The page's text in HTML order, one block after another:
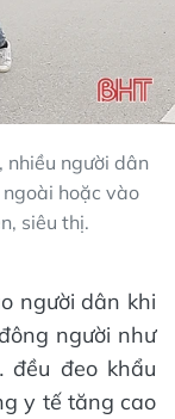
người dân
hoặc vào
siêu thị.
người dân khi
người như
đều đeo khẩu
y tế tăng cao